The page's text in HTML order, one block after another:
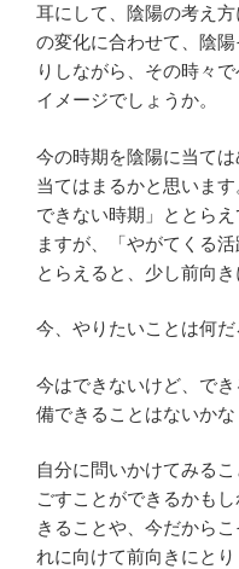
耳にして、陰陽の考え
の変化に合わせて、陰
りしながら、その時々
イメージでしょうか。
今の時期を陰陽に当て
当てはまるかと思いま
できない時期」ととら
ますが、「やがてくる
とらえると、少し前向き
今、やりたいことは何だ
今はできないけど、で
備できることはないかな
自分に問いかけてみる
ごすことができるかも
きることや、今だから
れに向けて前向きにとり